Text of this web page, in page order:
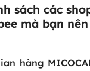
sách các
mà bạn
hàng